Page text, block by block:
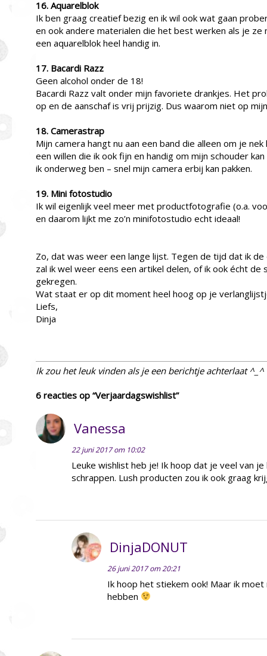
16. Aquarelblok
Ik ben graag creatief bezig en ik wil ook wat gaan
en ook andere materialen die het best werken als je ze
een aquarelblok heel handig in.
17. Bacardi Razz
Geen alcohol onder de 18!
Bacardi Razz valt onder mijn favoriete drankjes. Het
op en de aanschaf is vrij prijzig. Dus waarom niet op
18. Camerastrap
Mijn camera hangt nu aan een band die alleen om je
een willen die ik ook fijn en handig om mijn schouder
ik onderweg ben – snel mijn camera erbij kan pakken.
19. Mini fotostudio
Ik wil eigenlijk veel meer met productfotografie (o.a.
en daarom lijkt me zo’n minifotostudio echt ideaal!
Zo, dat was weer een lange lijst. Tegen de tijd dat ik
zal ik wel weer eens een artikel delen, of ik ook écht de
gekregen.
Wat staat er op dit moment heel hoog op je
Liefs,
Dinja
Ik zou het leuk vinden als je een berichtje achterlaat ^_^
6 reacties op “Verjaardagswishlist”
Vanessa
22 juni 2017 om 10:02
Leuke wishlist heb je! Ik hoop dat je veel van
schrappen. Lush producten zou ik ook graag
DinjaDONUT
26 juni 2017 om 20:21
Ik hoop het stiekem ook! Maar ik
hebben